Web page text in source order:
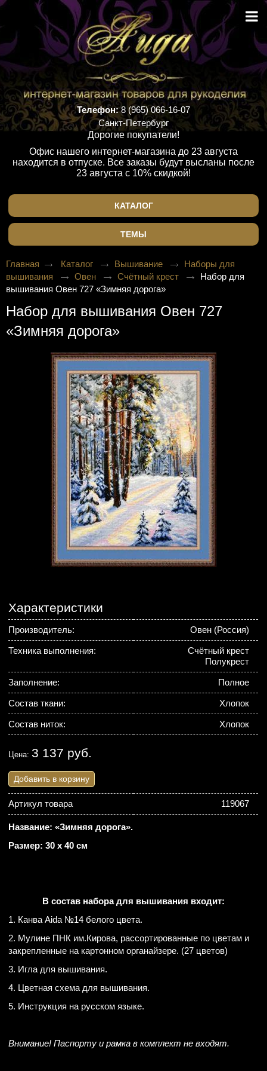
Телефон:8 (965) 066-16-07
Санкт-Петербург
Дорогие покупатели!
Офис нашего интернет-магазина до 23 августа
находится в отпуске. Все заказы будут высланы после
23 августа с 10% скидкой!
КАТАЛОГ
ТЕМЫ
Главная Каталог Вышивание
Наборы для
вышивания
Овен Счётный крест
Набор для
вышивания Овен 727 «Зимняя дорога»
Набор для вышивания Овен 727
«Зимняя дорога»
Характеристики
Производитель: Овен (Россия)
Техника выполнения:
Счётный крест
Полукрест
Заполнение: Полное
Состав ткани: Хлопок
Состав ниток: Хлопок
Цена:3 137 руб.
Добавить в корзину
Артикул товара 119067
Название: «Зимняя дорога».
Размер: 30 х 40 см
В состав набора для вышивания входит:
1. Канва Aida №14 белого цвета.
2. Мулине ПНК им.Кирова, рассортированные по цветам и
закрепленные на картонном органайзере. (27 цветов)
3. Игла для вышивания.
4. Цветная схема для вышивания.
5. Инструкция на русском языке.
Внимание! Паспорту и рамка в комплект не входят.